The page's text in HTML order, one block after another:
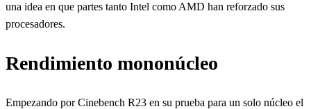
una idea en que partes tanto Intel como AMD han reforzado sus
procesadores.
Rendimiento mononúcleo
Empezando por Cinebench R23 en su prueba para un solo núcleo el